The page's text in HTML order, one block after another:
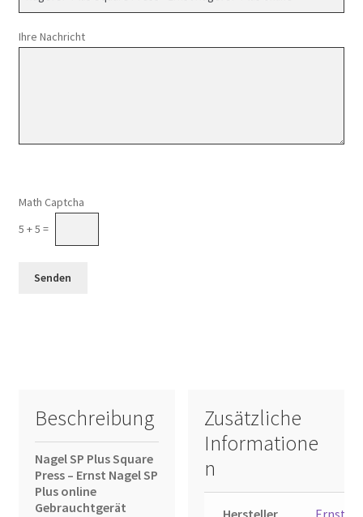
Ihre Nachricht
Math Captcha
5 + 5 =
Beschreibung
Nagel SP Plus Square
Press – Ernst Nagel SP
Plus online
Gebrauchtgerät
Zusätzliche
Informatione
n
Hersteller Ernst